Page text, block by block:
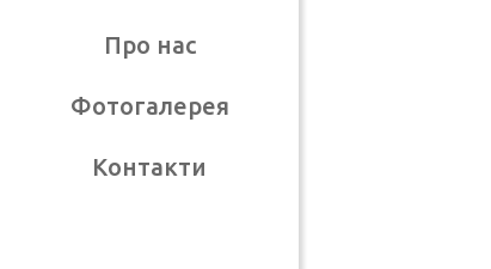
Про нас
Фотогалерея
Контакти